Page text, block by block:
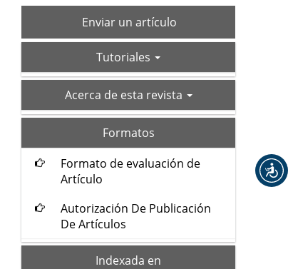
Enviar
un
Enviar un artículo
Tutoriales
acerca-Acerca de esta revista
Formatos
Formato de evaluación de
Artículo
Autorización De Publicación
De Artículos
Indexada en